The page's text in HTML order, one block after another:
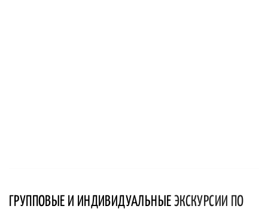
ГРУППОВЫЕ И ИНДИВИДУАЛЬНЫЕ ЭКСКУРСИИ ПО